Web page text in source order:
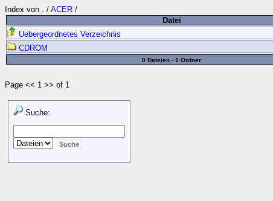
Index von . / ACER /
Datei
Uebergeordnetes Verzeichnis
CDROM
0 Dateien - 1 Ordner
Page << 1 >> of 1
Suche: